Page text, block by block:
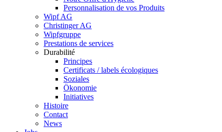
Personnalisation de vos Produits
Wipf AG
Christinger AG
Wipfgruppe
Prestations de services
Durabilité
Principes
Certificats / labels écologiques
Soziales
Ökonomie
Initiatives
Histoire
Contact
News